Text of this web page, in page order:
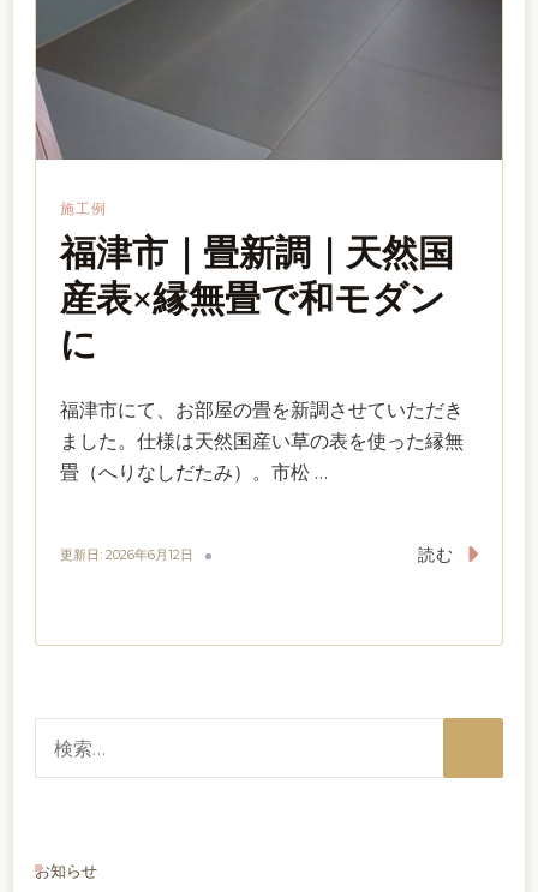
施工例
福津市｜畳新調｜天然国
産表×縁無畳で和モダン
に
福津市にて、お部屋の畳を新調させていただき
ました。仕様は天然国産い草の表を使った縁無
畳（へりなしだたみ）。市松 …
更新日: 2026年6月12日 読む
お知らせ